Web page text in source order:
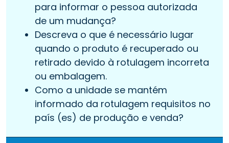
para informar o pessoa autorizada
de um mudança?
Descreva o que é necessário lugar
quando o produto é recuperado ou
retirado devido à rotulagem incorreta
ou embalagem.
Como a unidade se mantém
informado da rotulagem requisitos no
país (es) de produção e venda?